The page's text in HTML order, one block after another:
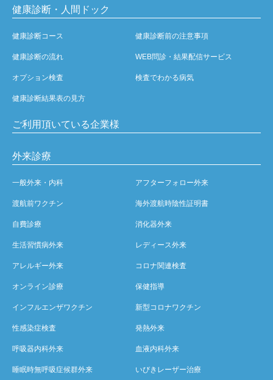
健康診断・人間ドック
健康診断コース 健康診断前の注意事項
健康診断の流れ WEB問診・結果配信サービス
オプション検査 検査でわかる病気
健康診断結果表の見方
ご利用頂いている企業様
外来診療
一般外来・内科 アフターフォロー外来
渡航前ワクチン 海外渡航時陰性証明書
自費診療 消化器外来
生活習慣病外来 レディース外来
アレルギー外来 コロナ関連検査
オンライン診療 保健指導
インフルエンザワクチン 新型コロナワクチン
性感染症検査 発熱外来
呼吸器内科外来 血液内科外来
睡眠時無呼吸症候群外来 いびきレーザー治療